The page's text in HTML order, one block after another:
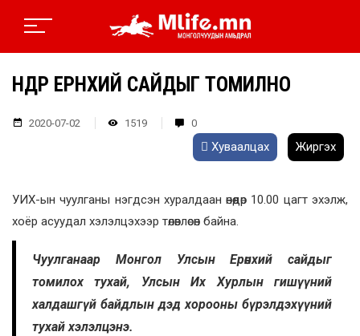
ӨНӨӨДӨР ЕРӨНХИЙ САЙДЫГ ТОМИЛНО
2020-07-02 1519 0
Хуваалцах Жиргэх
УИХ-ын чуулганы нэгдсэн хуралдаан өнөөдөр 10.00 цагт эхэлж,
хоёр асуудал хэлэлцэхээр төлөвлөсөн байна.
Чуулганаар Монгол Улсын Ерөнхий сайдыг
томилох тухай, Улсын Их Хурлын гишүүний
халдашгүй байдлын дэд хорооны бүрэлдэхүүний
тухай хэлэлцэнэ.